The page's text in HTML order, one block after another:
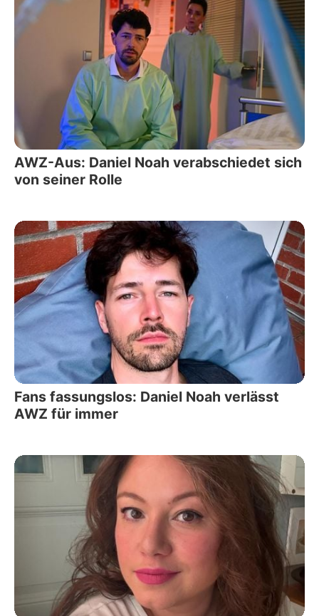
AWZ-Aus: Daniel Noah verabschiedet sich
von seiner Rolle
Fans fassungslos: Daniel Noah verlässt
AWZ für immer